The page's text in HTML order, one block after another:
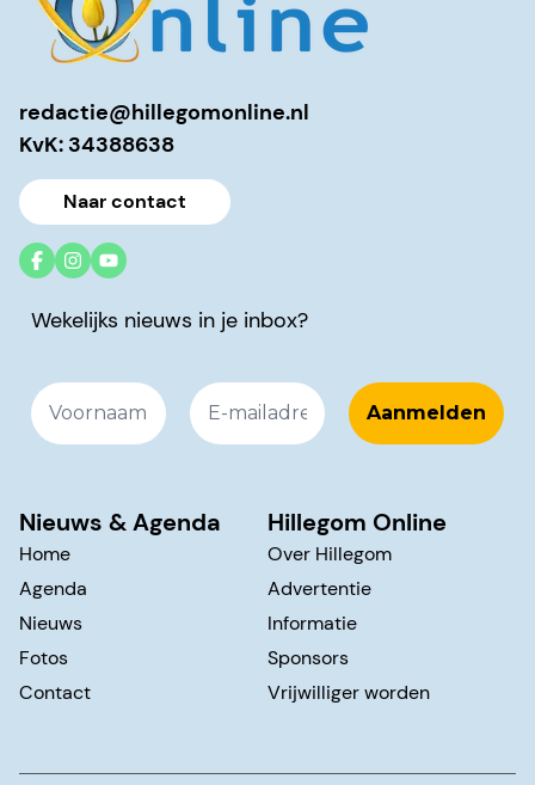
redactie@hillegomonline.nl
KvK: 34388638
Naar contact
Wekelijks nieuws in je inbox?
Nieuws & Agenda
Home
Agenda
Nieuws
Fotos
Contact
Hillegom Online
Over Hillegom
Advertentie
Informatie
Sponsors
Vrijwilliger worden